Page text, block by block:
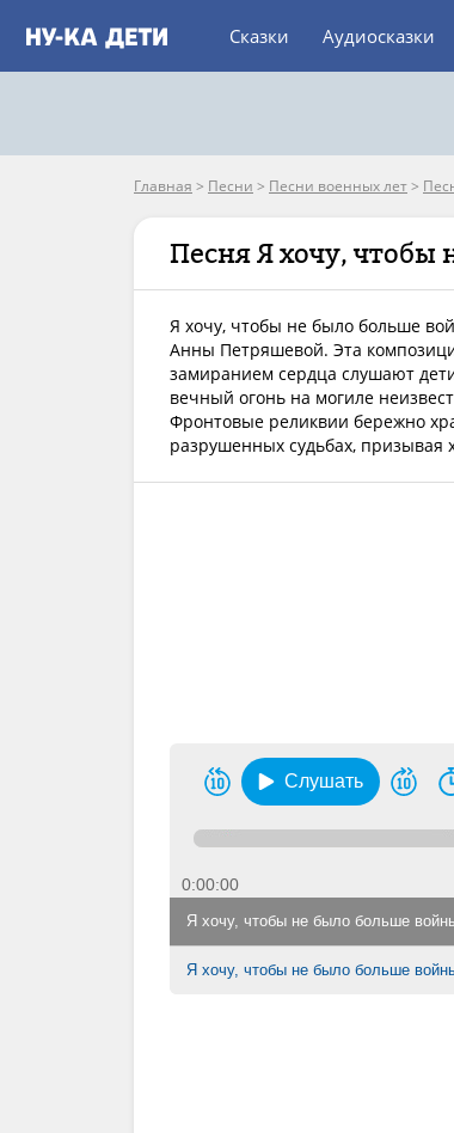
Сказки Аудиосказки
Главная > Песни > Песни военных лет>
Песня Я хочу,
Я хочу, чтобы не было больше
Анны Петряшевой. Эта
замиранием сердца слушают
вечный огонь на могиле
Фронтовые реликвии бережно
разрушенных судьбах, призывая
Слушать
0:00:00
Я хочу, чтобы не было больше
Я хочу, чтобы не было больше